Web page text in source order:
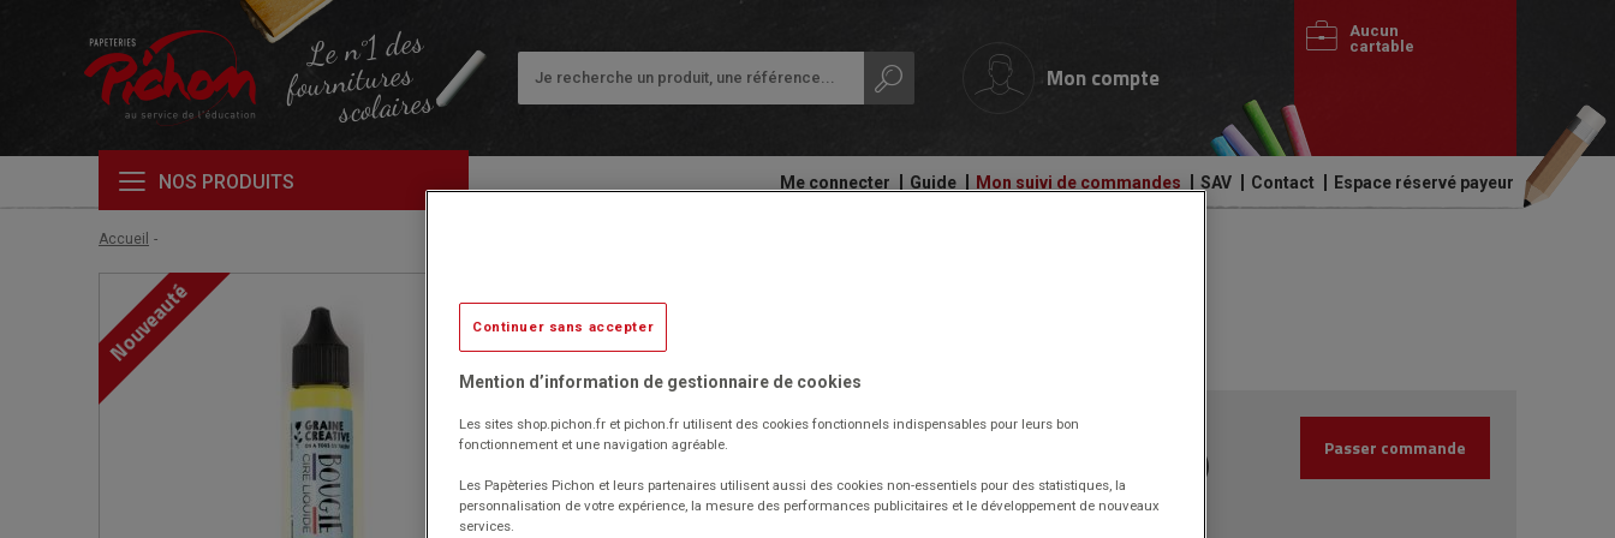
Le n°1 des
fournitures
scolaires
Mon compte
Aucun
cartable
NOS PRODUITS
Audiovisuel,
et
bureautique
Cahiers
et
Ecriture
Ergonomie
-
classe
Protection
des
documents
Me connecter Guide Mon suivi de commandes SAV Contact Espace réservé payeur
Accueil
Nouveauté Crayon 30 ml pour bougie jaune fluo
En stock
Code EAN : 3471051333312
bougie fluo 30 ml.
Format stylo pour une application facile.
) Passer commande
Continuer sans accepter
Mention d’information de gestionnaire de cookies
Les sites shop.pichon.fr et pichon.fr utilisent des cookies fonctionnels indispensables pour leurs bon
fonctionnement et une navigation agréable.
Les Papèteries Pichon et leurs partenaires utilisent aussi des cookies non-essentiels pour des statistiques, la
personnalisation de votre expérience, la mesure des performances publicitaires et le développement de nouveaux
services.